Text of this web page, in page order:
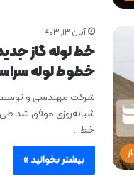
آبان ۱۳, ۱۴۰۳
خط لوله گاز
خطوط لوله
شرکت مهندسی و توسعه
خط…
بیشتر بخوانید »